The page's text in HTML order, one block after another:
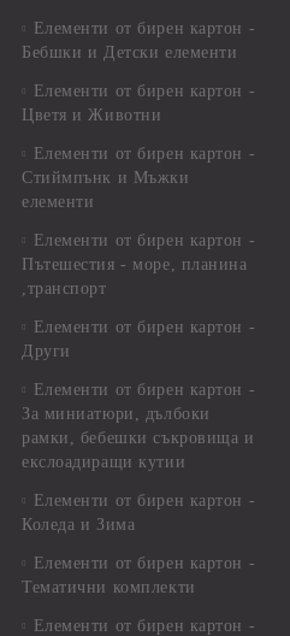
Елементи от бирен картон -
Бебшки и Детски елементи
Елементи от бирен картон -
Цветя и Животни
Елементи от бирен картон -
Стиймпънк и Мъжки
елементи
Елементи от бирен картон -
Пътешестия - море, планина
,транспорт
Елементи от бирен картон -
Други
Елементи от бирен картон -
За миниатюри, дълбоки
рамки, бебешки съкровища и
екслоадиращи кутии
Елементи от бирен картон -
Коледа и Зима
Елементи от бирен картон -
Тематични комплекти
Елементи от бирен картон -